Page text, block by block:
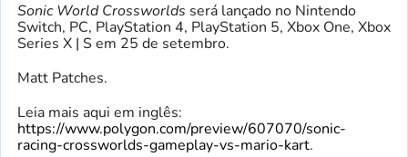
Sonic World Crossworlds será lançado no Nintendo
Switch, PC, PlayStation 4, PlayStation 5, Xbox One, Xbox
Series X | S em 25 de setembro.
Matt Patches.
Leia mais aqui em inglês:
https://www.polygon.com/preview/607070/sonic-
racing-crossworlds-gameplay-vs-mario-kart.